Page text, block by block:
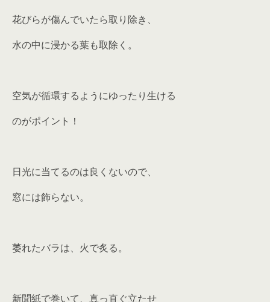
花びらが傷んでいたら取り除き、
水の中に浸かる葉も取除く。
空気が循環するようにゆったり生ける
のがポイント！
日光に当てるのは良くないので、
窓には飾らない。
萎れたバラは、火で炙る。
新聞紙で巻いて、真っ直ぐ立たせ